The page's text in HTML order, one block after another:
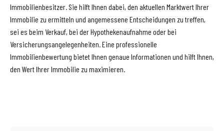
Immobilienbesitzer. Sie hilft Ihnen dabei, den aktuellen Marktwert Ihrer
Immobilie zu ermitteln und angemessene Entscheidungen zu treffen,
sei es beim Verkauf, bei der Hypothekenaufnahme oder bei
Versicherungsangelegenheiten. Eine professionelle
Immobilienbewertung bietet Ihnen genaue Informationen und hilft Ihnen,
den Wert Ihrer Immobilie zu maximieren.